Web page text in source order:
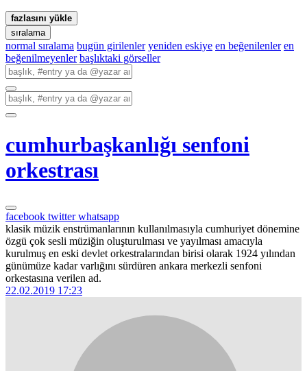
fazlasını yükle
sıralama
normal sıralama bugün girilenler yeniden eskiye en beğenilenler en
beğenilmeyenler başlıktaki görseller
cumhurbaşkanlığı senfoni
orkestrası
facebook twitterwhatsapp
klasik müzik enstrümanlarının kullanılmasıyla cumhuriyet dönemine
özgü çok sesli müziğin oluşturulması ve yayılması amacıyla
kurulmuş en eski devlet orkestralarından birisi olarak 1924 yılından
günümüze kadar varlığını sürdüren ankara merkezli senfoni
orkestasına verilen ad.
22.02.2019 17:23